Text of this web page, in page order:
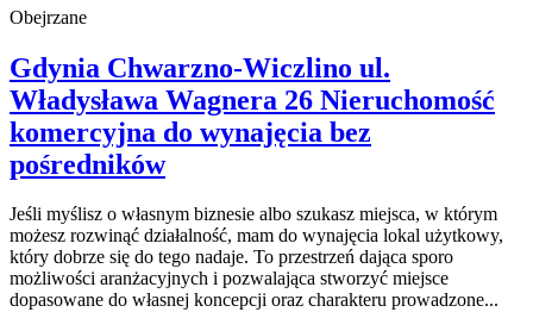
Obejrzane
Gdynia Chwarzno-Wiczlino ul.
Władysława Wagnera 26 Nieruchomość
komercyjna do wynajęcia bez
pośredników
Jeśli myślisz o własnym biznesie albo szukasz miejsca, w którym
możesz rozwinąć działalność, mam do wynajęcia lokal użytkowy,
który dobrze się do tego nadaje. To przestrzeń dająca sporo
możliwości aranżacyjnych i pozwalająca stworzyć miejsce
dopasowane do własnej koncepcji oraz charakteru prowadzone...